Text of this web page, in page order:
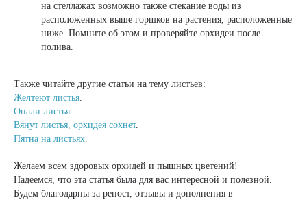
на стеллажах возможно также стекание воды из
расположенных выше горшков на растения, расположенные
ниже. Помните об этом и проверяйте орхидеи после
полива.
Также читайте другие статьи на тему листьев:
Желтеют листья.
Опали листья.
Вянут листья, орхидея сохнет.
Пятна на листьях.
Желаем всем здоровых орхидей и пышных цветений!
Надеемся, что эта статья была для вас интересной и полезной.
Будем благодарны за репост, отзывы и дополнения в